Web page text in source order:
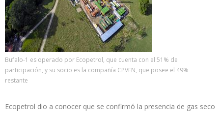
Bufalo-1 es operado por Ecopetrol, que cuenta con el 51% de
participación, y su socio es la compañía CPVEN, que posee el 49%
restante
Ecopetrol dio a conocer que se confirmó la presencia de gas seco